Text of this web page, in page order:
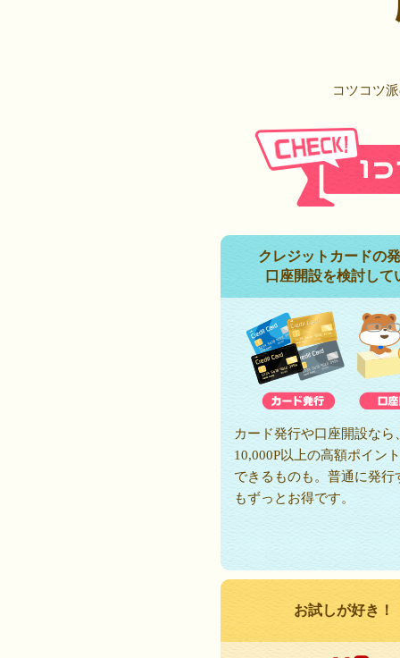
コツコツ
クレジットカードの
口座開設を検討して
カード発行や口座開設なら
10,000P以上の高額ポイン
できるものも。普通に発行
もずっとお得です。
お試しが好き！